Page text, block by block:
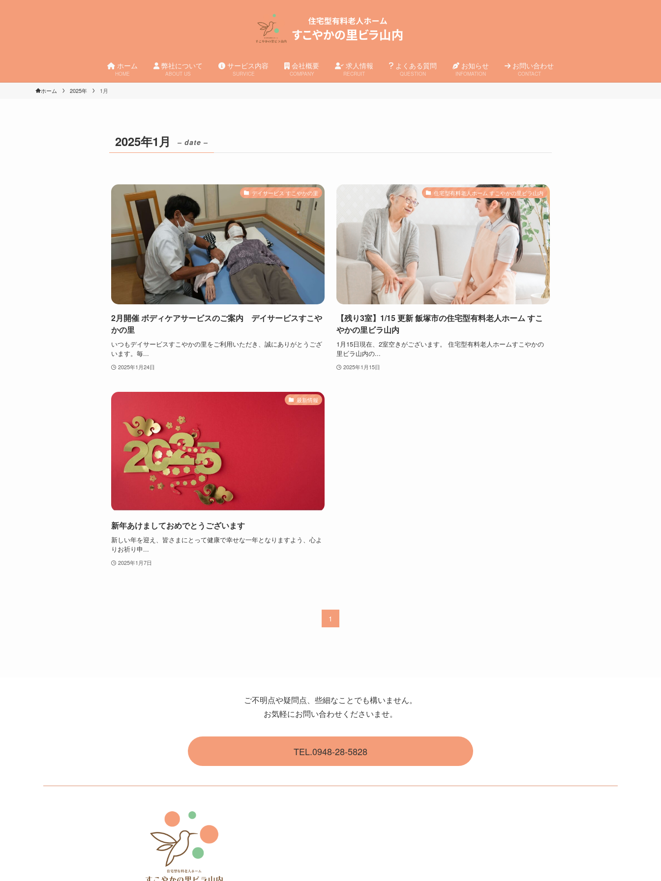
ホーム
HOME
弊社について
ABOUT US
サービス内容
SURVICE
会社概要
COMPANY
求人情報
RECRUIT
よくある質問
QUESTION
お知らせ
INFOMATION
お問い合わせ
CONTACT
ホーム 2025年 1月
2025年1月 – date –
デイサービス すこやかの里
2月開催 ボディケアサービスのご案内 デイサービスすこや
かの里
いつもデイサービスすこやかの里をご利用いただき、誠にありがとうござ
います。毎...
2025年1月24日
住宅型有料老人ホーム すこやかの里ビラ山内
【残り3室】1/15 更新 飯塚市の住宅型有料老人ホーム すこ
やかの里ビラ山内
1月15日現在、2室空きがございます。 住宅型有料老人ホームすこやかの
里ビラ山内の...
2025年1月15日
最新情報
新年あけましておめでとうございます
新しい年を迎え、皆さまにとって健康で幸せな一年となりますよう、心よ
りお祈り申...
2025年1月7日
1
ご不明点や疑問点、些細なことでも構いません。
お気軽にお問い合わせくださいませ。
TEL.0948-28-5828